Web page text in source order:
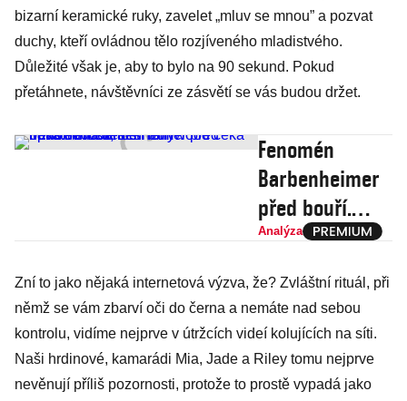
bizarní keramické ruky, zavelet „mluv se mnou” a pozvat
duchy, kteří ovládnou tělo rozjíveného mladistvého.
Důležité však je, aby to bylo na 90 sekund. Pokud
přetáhnete, návštěvníci ze zásvětí se vás budou držet.
Fenomén
Barbenheimer
před bouří.
Kina se těší
návštěvnosti,
ale Hollywood
čeká trpká
budoucnost
Analýza
Zní to jako nějaká internetová výzva, že? Zvláštní rituál, při
němž se vám zbarví oči do černa a nemáte nad sebou
kontrolu, vidíme nejprve v útržcích videí kolujících na síti.
Naši hrdinové, kamarádi Mia, Jade a Riley tomu nejprve
nevěnují příliš pozornosti, protože to prostě vypadá jako